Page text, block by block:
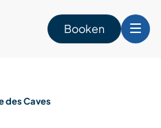
Booken
des Caves